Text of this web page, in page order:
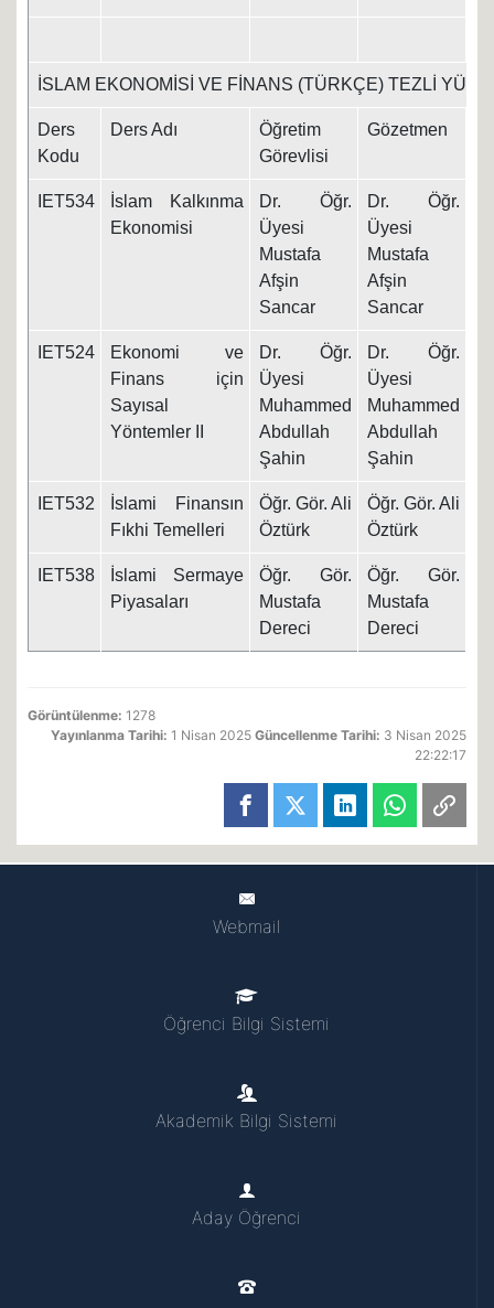
İSLAM EKONOMİSİ VE FİNANS (TÜRKÇE) TEZLİ
Ders
Kodu
Ders Adı
Öğretim
Görevlisi
Gözetmen
IET534
İslam Kalkınma
Ekonomisi
Dr. Öğr.
Üyesi
Mustafa
Afşin
Sancar
Dr. Öğr.
Üyesi
Mustafa
Afşin
Sancar
IET524
Ekonomi ve
Finans için
Sayısal
Yöntemler II
Dr. Öğr.
Üyesi
Muhammed
Abdullah
Şahin
Dr. Öğr.
Üyesi
Muhammed
Abdullah
Şahin
IET532
İslami Finansın
Fıkhi Temelleri
Öğr. Gör. Ali
Öztürk
Öğr. Gör. Ali
Öztürk
IET538
İslami Sermaye
Piyasaları
Öğr. Gör.
Mustafa
Dereci
Öğr. Gör.
Mustafa
Dereci
Görüntülenme: 1278
Yayınlanma Tarihi: 1 Nisan 2025 Güncellenme Tarihi: 3 Nisan 2025
22:22:17
Webmail
Öğrenci Bilgi Sistemi
Akademik Bilgi Sistemi
Aday Öğrenci